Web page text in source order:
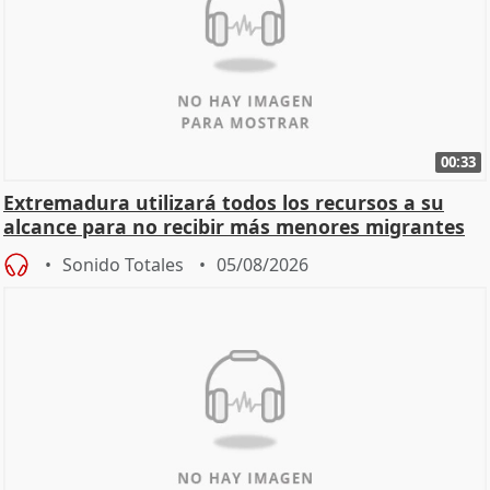
00:33
Extremadura utilizará todos los recursos a su
alcance para no recibir más menores migrantes
Sonido Totales 05/08/2026